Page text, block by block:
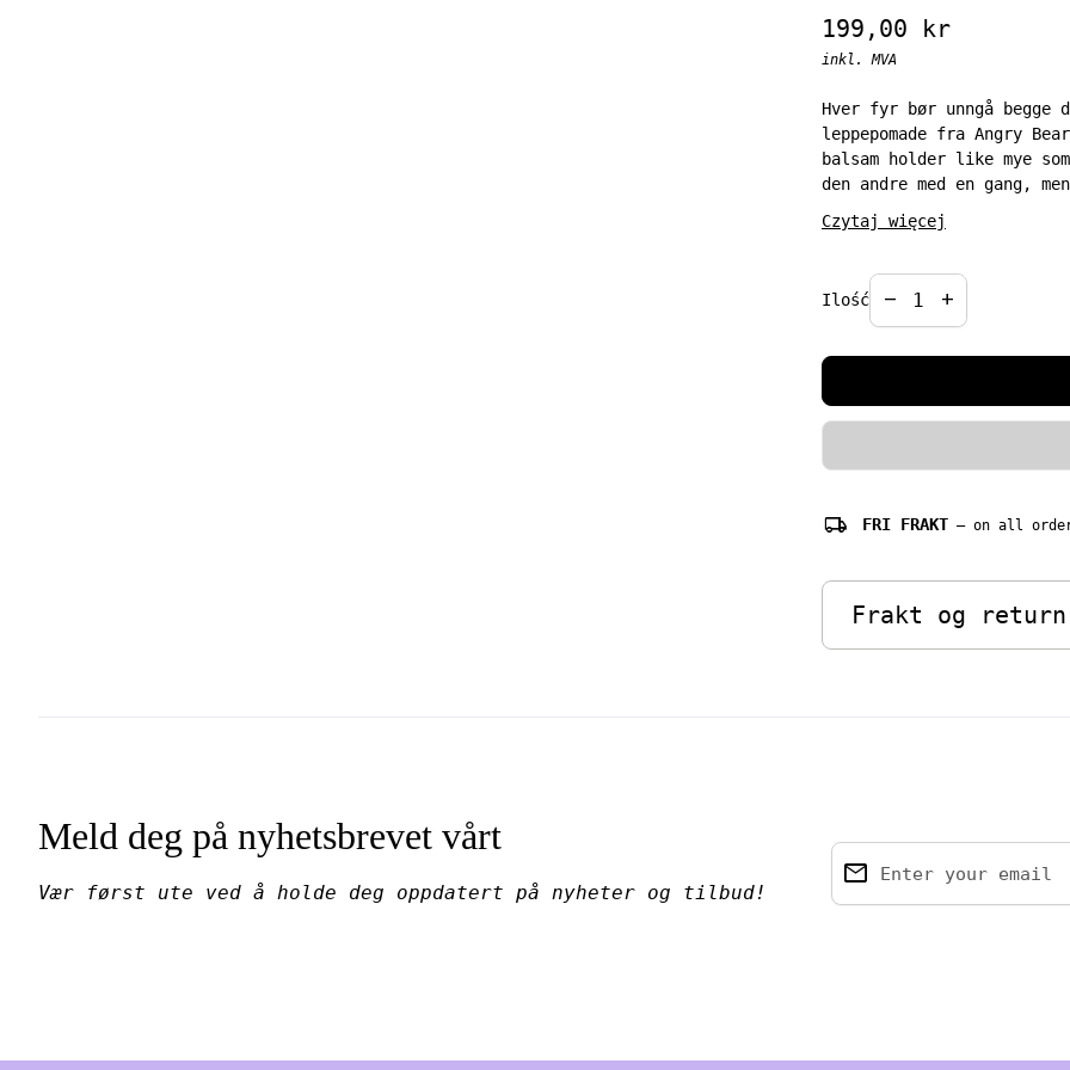
Regular price
199,00 kr
inkl. MVA
Hver fyr bør unngå
leppepomade fra Angry
balsam holder like mye
den andre med en gang,
leppepleieproduktet gi
Duft: Den har smaken av
Innhold:
Czytaj więcej
Ilość
Decrease
remove
Increase
add
local_shipping FRI FRAKT — on all
Frakt og return
Meld deg på nyhetsbrevet vårt
Vær først ute ved å holde deg oppdatert på nyheter og tilbud! Enter your email
email